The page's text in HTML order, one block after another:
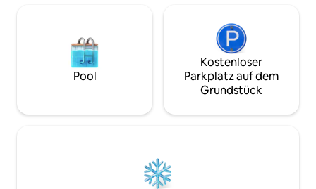
Pool
Kostenloser
Parkplatz auf dem
Grundstück